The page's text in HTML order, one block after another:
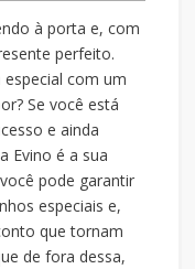
à porta e, com
perfeito.
com um
Se você está
e ainda
Evino é a sua
pode garantir
especiais e,
que tornam
de fora dessa,